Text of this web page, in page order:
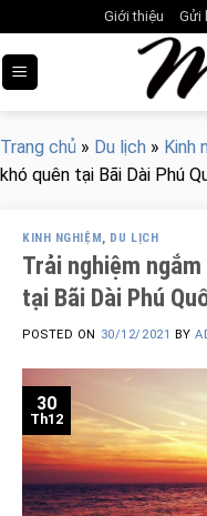
to
content
Giới thiệu Gửi
Trang chủ » Du lịch » Kinh
khó quên tại Bãi Dài Phú
KINH NGHIỆM, DU LỊCH
Trải nghiệm
tại Bãi Dài Phú
POSTED ON 30/12/2021 BY
30
Th12